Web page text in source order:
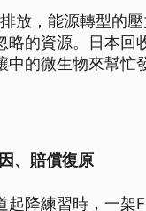
放，能源轉型的
的資源。日本回
的微生物來幫忙
、賠償復原
起降練習時，一架